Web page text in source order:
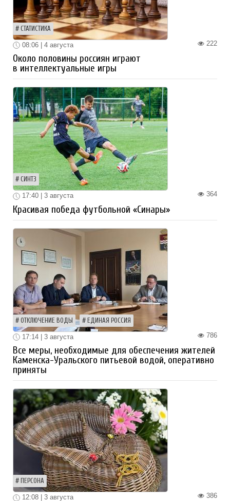
СТАТИСТИКА
222
08:06 | 4 августа
Около половины россиян играют
в интеллектуальные игры
СИНТЗ
364
17:40 | 3 августа
Красивая победа футбольной «Синары»
ОТКЛЮЧЕНИЕ ВОДЫ ЕДИНАЯ РОССИЯ
786
17:14 | 3 августа
Все меры, необходимые для обеспечения жителей
Каменска-Уральского питьевой водой, оперативно
приняты
ПЕРСОНА
386
12:08 | 3 августа